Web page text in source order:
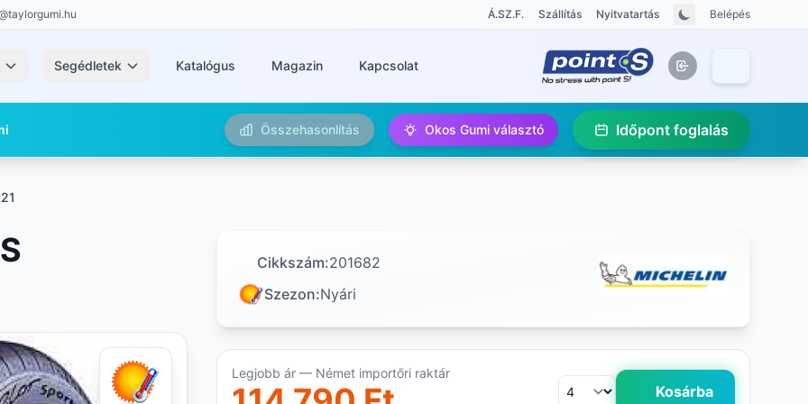
Á.SZ.F. Szállítás Nyitvatartás Belépés
Segédletek Katalógus Magazin Kapcsolat
Összehasonlítás Okos Gumi választó Időpont foglalás
Cikkszám:201682
Szezon:Nyári
Legjobb ár — Német importőri raktár
Kosárba